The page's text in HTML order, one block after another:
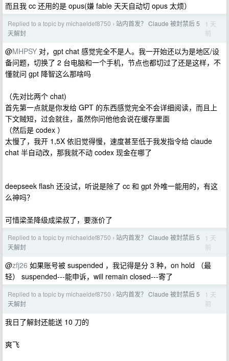
而且我 cc 还用的是 opus(嫌 fable 天天自动切 opus 太烦）
Replied to a topic by michaeldef8750 › 站内首发？ Claude 被封禁后 5
天解封
1 天
前
@MHPSY 对，gpt chat 感觉完全不是人。我一开始还以为是地区/设
备问题，切换了 2 台电脑和一个手机，节点也都切过了还是这样，不
懂就问 gpt 降智这么那啥吗
（先对比两个 chat)
首先第一点就是你发给 GPT 的东西感觉完全不会详细阅读，而且上
下文贼短，过会就往，虽然你问他他会说在缓存里面
（然后是 codex ）
太慢了，我开 1,5X 依旧觉得慢，速度甚至低于我发指令给 claude
chat 半自动改，那我就不动 codex 现金在哪了
deepseek flash 还没试，听说是除了 cc 和 gpt 外唯一能用的，有这
么神吗？
可惜梁圣降级成梁叔了，要涨价了
Replied to a topic by michaeldef8750 › 站内首发？ Claude 被封禁后 5
天解封
1 天
前
@zfj26 如果账号被 suspended ，我记得是分 3 种，on hold （最
轻） suspended---能申诉，will remain closed---寄了
Replied to a topic by michaeldef8750 › 站内首发？ Claude 被封禁后 5
天解封
1 天
前
我日了解封还能送 10 刀的
爽飞